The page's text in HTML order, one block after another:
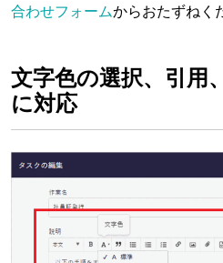
合わせフォームからおたずねく
文字色の選択、引用
に対応